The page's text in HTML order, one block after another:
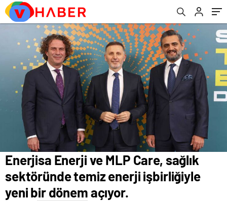
dönem açıyor.
Enerjisa Enerji ve MLP Care, sağlık
sektöründe temiz enerji işbirliğiyle
yeni bir dönem açıyor.